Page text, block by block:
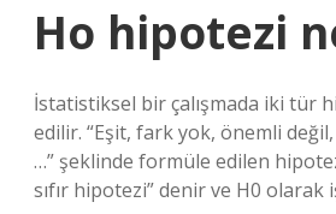
Ho hipotezi
İstatistiksel bir çalışmada iki tür
edilir. “Eşit, fark yok, önemli
…” şeklinde formüle edilen
sıfır hipotezi” denir ve H0 olarak